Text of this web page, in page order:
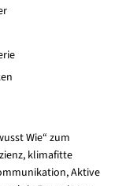
Wie“ zum
klimafitte
Aktive